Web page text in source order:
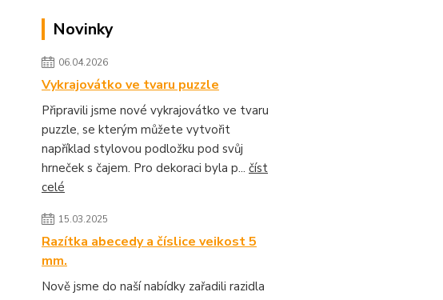
Novinky
06.04.2026
Vykrajovátko ve tvaru puzzle
Připravili jsme nové vykrajovátko ve tvaru
puzzle, se kterým můžete vytvořit
například stylovou podložku pod svůj
hrneček s čajem. Pro dekoraci byla p... číst
celé
15.03.2025
Razítka abecedy a číslice veikost 5
mm.
Nově jsme do naší nabídky zařadili razidla